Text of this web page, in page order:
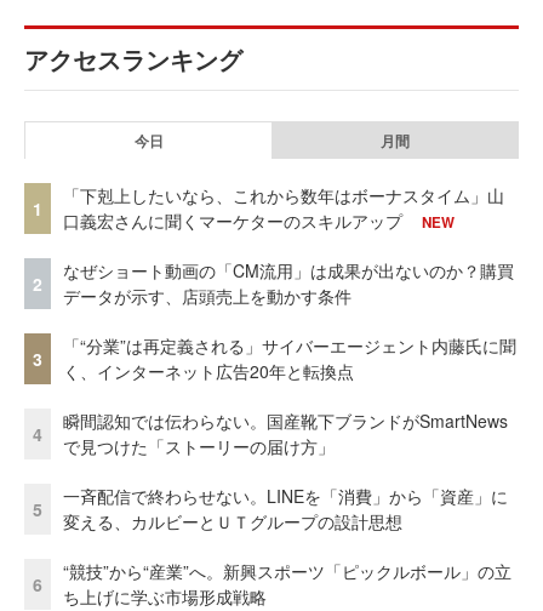
アクセスランキング
今日 月間
1
「下剋上したいなら、これから数年はボーナスタイム」山
口義宏さんに聞くマーケターのスキルアップ
NEW
2
なぜショート動画の「CM流用」は成果が出ないのか？購買
データが示す、店頭売上を動かす条件
3
「“分業”は再定義される」サイバーエージェント内藤氏に聞
く、インターネット広告20年と転換点
4
瞬間認知では伝わらない。国産靴下ブランドがSmartNews
で見つけた「ストーリーの届け方」
5
一斉配信で終わらせない。LINEを「消費」から「資産」に
変える、カルビーとＵＴグループの設計思想
6
“競技”から“産業”へ。新興スポーツ「ピックルボール」の立
ち上げに学ぶ市場形成戦略